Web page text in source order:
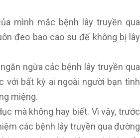
mình mắc bệnh lây truyền qua
đeo bao cao su để không bị lây
ngừa các bệnh lây truyền qua
với bất kỳ ai ngoài người bạn tình
miệng.
mà không hay biết. Vì vậy, trước
các bệnh lây truyền qua đường